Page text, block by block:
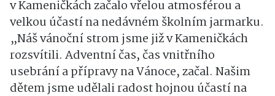
v Kameničkách začalo vřelou atmosférou a
velkou účastí na nedávném školním jarmarku.
„Náš vánoční strom jsme již v Kameničkách
rozsvítili. Adventní čas, čas vnitřního
usebrání a přípravy na Vánoce, začal. Našim
dětem jsme udělali radost hojnou účastí na